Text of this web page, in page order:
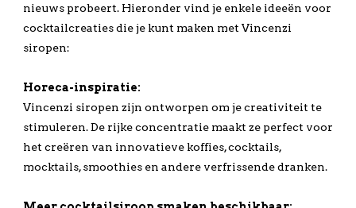
nieuws probeert. Hieronder vind je enkele ideeën voor
cocktailcreaties die je kunt maken met Vincenzi
siropen:
Horeca-inspiratie:
Vincenzi siropen zijn ontworpen om je creativiteit te
stimuleren. De rijke concentratie maakt ze perfect voor
het creëren van innovatieve koffies, cocktails,
mocktails, smoothies en andere verfrissende dranken.